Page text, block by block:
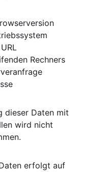
Rechners
dieser Daten mit
wird nicht
erfolgt auf